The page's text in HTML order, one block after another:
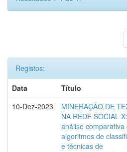
Registos:
Data
Título
10-Dez-2023
MINERAÇÃO DE
NA REDE SOCIAL
análise comparativa
algoritmos de
e técnicas de